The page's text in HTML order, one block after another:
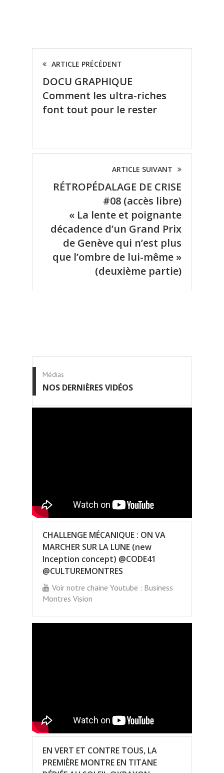
ARTICLE PRÉCÉDENT
DOCU GRAPHIQUE
Comment les ultra-riches
font tout pour le rester
ARTICLE SUIVANT
RÉTROPÉDALAGE DE CRISE
#08 (accès libre)
« La lente et poignante
décadence d’un Grand Prix
de Genève qui n’est plus
que l’ombre de lui-même »
(deuxième partie)
Médias
NOS DERNIÈRES VIDÉOS
CHALLENGE MÉCANIQUE : ON VA
MARCHER SUR LA LUNE (new
Inception concept) @CODE41
@CULTUREMONTRES
Voir notre chaine Youtube : Business
Montres Vision
EN VERT ET CONTRE TOUS, LA
PREMIÈRE MONTRE EN TITANE